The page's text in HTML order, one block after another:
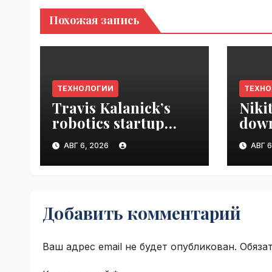
Похожая запись
ТЕХНОЛОГИИ
Travis Kalanick’s
robotics startup
Atoms taps former
Uber finance chief as
CFO | VseTime.ru
АВГ 6, 2026 АВГ
Добавить комментарий
Ваш адрес email не будет опубликован.